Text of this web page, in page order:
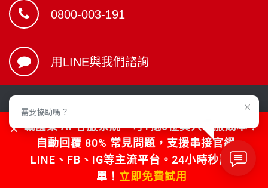
0800-003-191
用LINE與我們諮詢
聯絡我們
官方LINE：@119m
服務專線：02-77286078
0800-003-191(僅接受市話)
需要協助嗎？
戰國策 AI 客服系統，可1抵5位真人客服成本！
自動回覆 80% 常見問題，支援串接官網、
LINE、FB、IG等主流平台。24小時秒回不漏
單！ 立即免費試用